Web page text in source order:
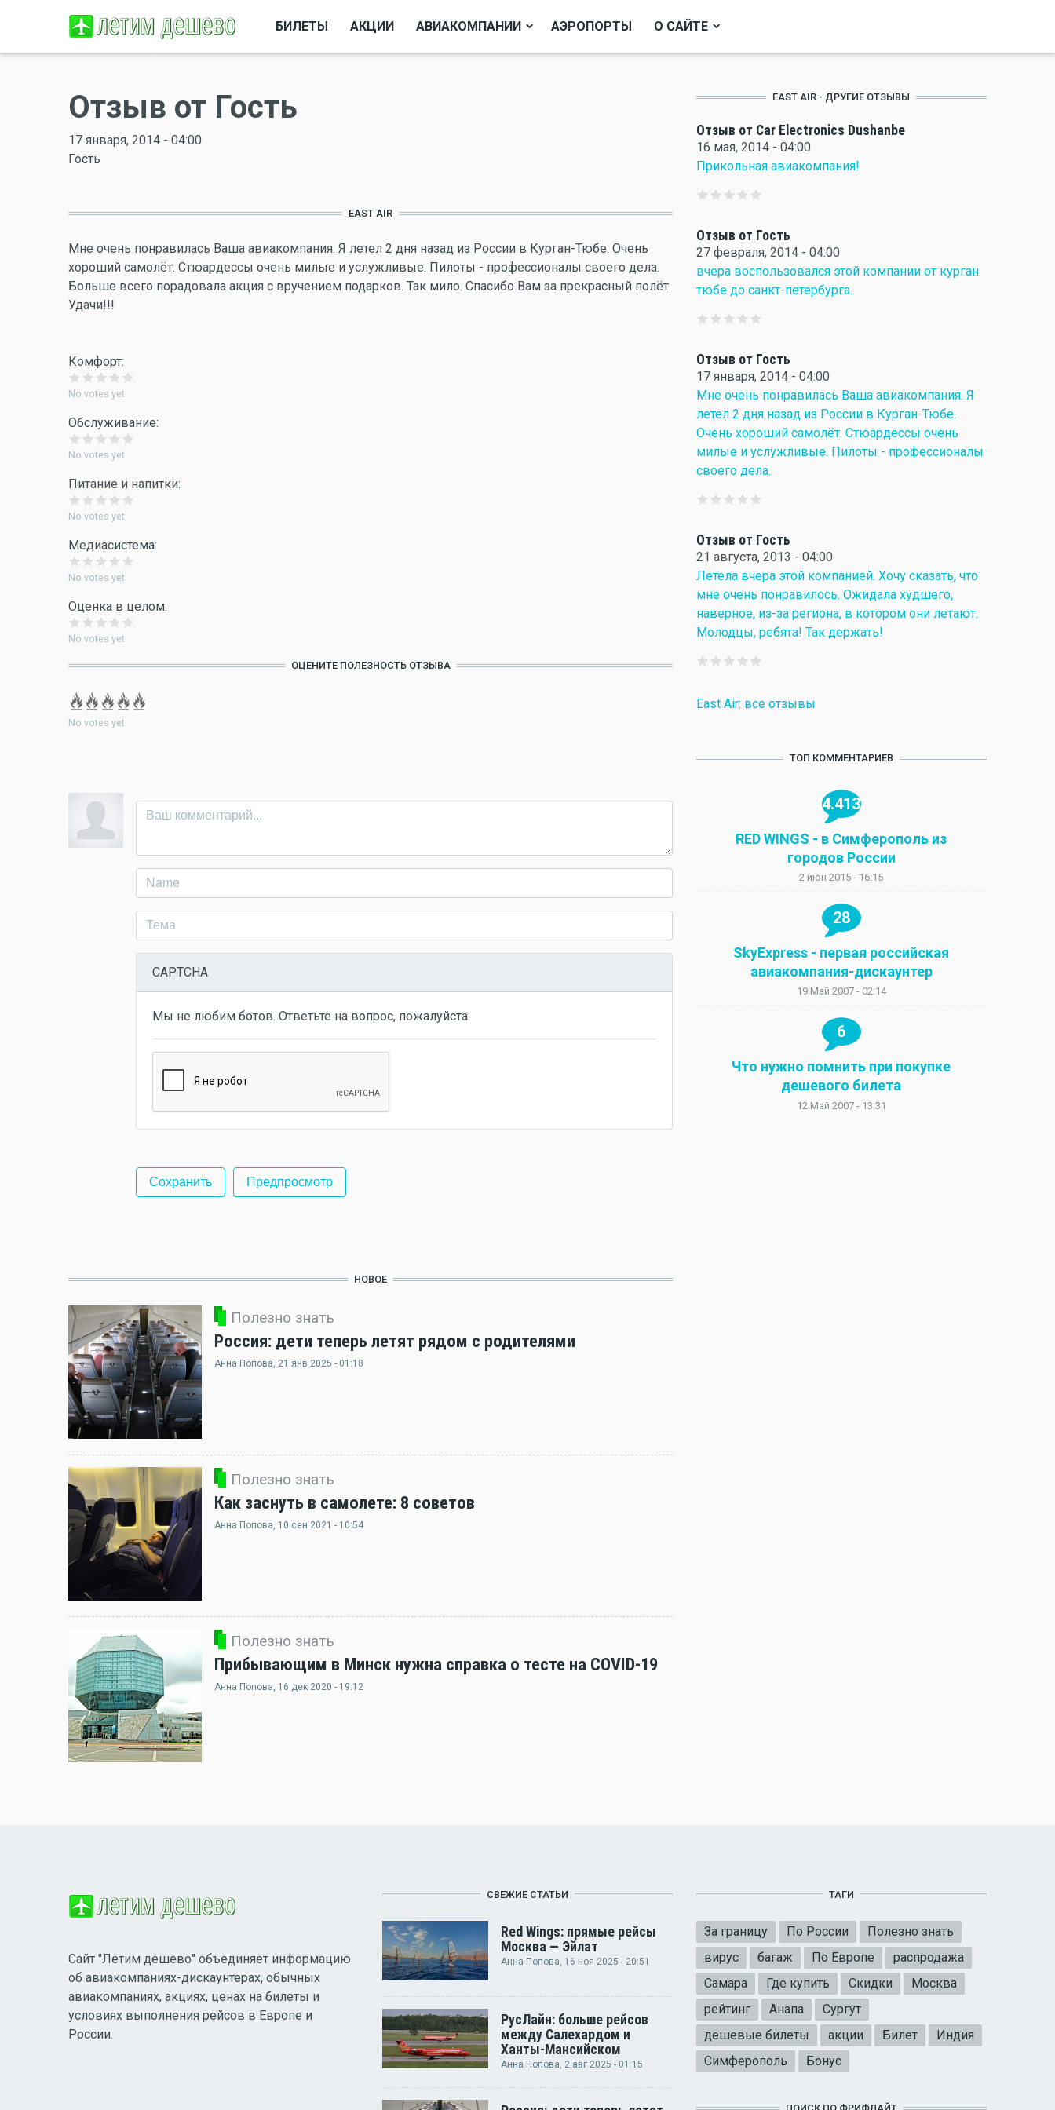
БИЛЕТЫ АКЦИИ АВИАКОМПАНИИ АЭРОПОРТЫ О САЙТЕ
Отзыв от Гость
17 января, 2014 - 04:00
Гость
EAST AIR
Мне очень понравилась Ваша авиакомпания. Я летел 2 дня назад из России в Курган-Тюбе. Очень
хороший самолёт. Стюардессы очень милые и услужливые. Пилоты - профессионалы своего дела.
Больше всего порадовала акция с вручением подарков. Так мило. Спасибо Вам за прекрасный полёт.
Удачи!!!
Комфорт:
No votes yet
Обслуживание:
No votes yet
Питание и напитки:
No votes yet
Медиасистема:
No votes yet
Оценка в целом:
No votes yet
ОЦЕНИТЕ ПОЛЕЗНОСТЬ ОТЗЫВА
No votes yet
CAPTCHA
Мы не любим ботов. Ответьте на вопрос, пожалуйста:
НОВОЕ
Полезно знать
Россия: дети теперь летят рядом с родителями
Анна Попова, 21 янв 2025 - 01:18
Полезно знать
Как заснуть в самолете: 8 советов
Анна Попова, 10 сен 2021 - 10:54
Полезно знать
Прибывающим в Минск нужна справка о тесте на COVID-19
Анна Попова, 16 дек 2020 - 19:12
EAST AIR - ДРУГИЕ ОТЗЫВЫ
Отзыв от Car Electronics Dushanbe
16 мая, 2014 - 04:00
Прикольная авиакомпания!
Отзыв от Гость
27 февраля, 2014 - 04:00
вчера воспользовался этой компании от курган
тюбе до санкт-петербурга..
Отзыв от Гость
17 января, 2014 - 04:00
Мне очень понравилась Ваша авиакомпания. Я
летел 2 дня назад из России в Курган-Тюбе.
Очень хороший самолёт. Стюардессы очень
милые и услужливые. Пилоты - профессионалы
своего дела.
Отзыв от Гость
21 августа, 2013 - 04:00
Летела вчера этой компанией. Хочу сказать, что
мне очень понравилось. Ожидала худшего,
наверное, из-за региона, в котором они летают.
Молодцы, ребята! Так держать!
East Air: все отзывы
ТОП КОММЕНТАРИЕВ
4.413
RED WINGS - в Симферополь из
городов России
2 июн 2015 - 16:15
28
SkyExpress - первая российская
авиакомпания-дискаунтер
19 Май 2007 - 02:14
6
Что нужно помнить при покупке
дешевого билета
12 Май 2007 - 13:31
Сайт "Летим дешево" объединяет информацию
об авиакомпаниях-дискаунтерах, обычных
авиакомпаниях, акциях, ценах на билеты и
условиях выполнения рейсов в Европе и
России.
СВЕЖИЕ СТАТЬИ
Red Wings: прямые рейсы
Москва — Эйлат
Анна Попова, 16 ноя 2025 - 20:51
РусЛайн: больше рейсов
между Салехардом и
Ханты-Мансийском
Анна Попова, 2 авг 2025 - 01:15
ТАГИ
За границу По России
Полезно знать
вирус
багаж По Европе
распродажа
Самара
Где купить Скидки
Москва
рейтинг
Анапа
Сургут
дешевые билеты
акции Билет
Индия
Симферополь
Бонус